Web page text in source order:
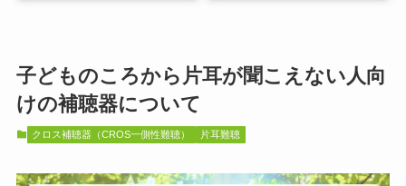
子どものころから片耳が聞こえない人向
けの補聴器について
クロス補聴器（CROS一側性難聴） 片耳難聴